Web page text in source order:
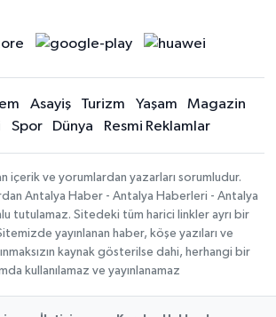
Asayiş Turizm Yaşam
Magazin
Spor Dünya Resmi Reklamlar
içerik ve yorumlardan yazarları sorumludur.
Antalya Haber - Antalya Haberleri - Antalya
tutulamaz. Sitedeki tüm harici linkler ayrı bir
yayınlanan haber, köşe yazıları ve
kaynak gösterilse dahi, herhangi bir
kullanılamaz ve yayınlanamaz